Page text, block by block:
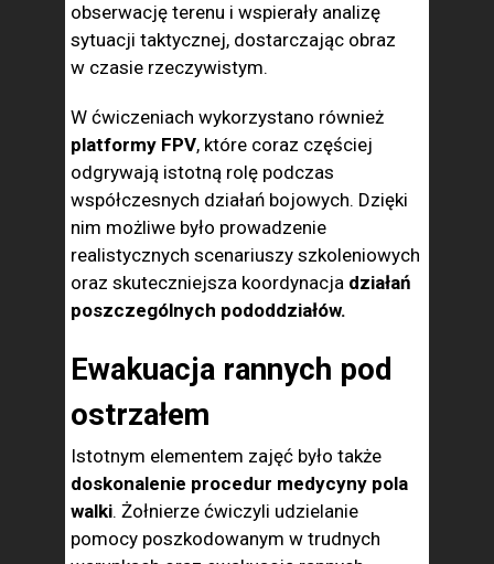
obserwację terenu i wspierały analizę
sytuacji taktycznej, dostarczając obraz
w czasie rzeczywistym.
W ćwiczeniach wykorzystano również
platformy FPV, które coraz częściej
odgrywają istotną rolę podczas
współczesnych działań bojowych. Dzięki
nim możliwe było prowadzenie
realistycznych scenariuszy szkoleniowych
oraz skuteczniejsza koordynacja działań
poszczególnych pododdziałów.
Ewakuacja rannych pod
ostrzałem
Istotnym elementem zajęć było także
doskonalenie procedur medycyny pola
walki. Żołnierze ćwiczyli udzielanie
pomocy poszkodowanym w trudnych